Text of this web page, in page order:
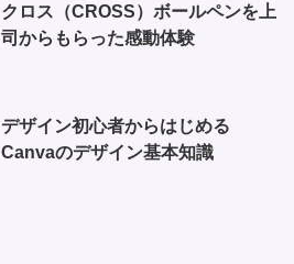
クロス（CROSS）ボールペンを上
司からもらった感動体験
デザイン初心者からはじめる
Canvaのデザイン基本知識